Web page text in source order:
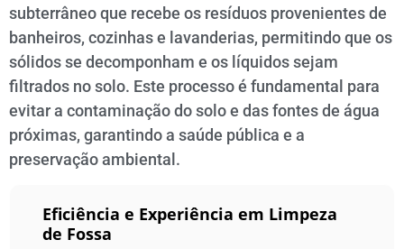
subterrâneo que recebe os resíduos provenientes de
banheiros, cozinhas e lavanderias, permitindo que os
sólidos se decomponham e os líquidos sejam
filtrados no solo. Este processo é fundamental para
evitar a contaminação do solo e das fontes de água
próximas, garantindo a saúde pública e a
preservação ambiental.
Eficiência e Experiência em Limpeza
de Fossa